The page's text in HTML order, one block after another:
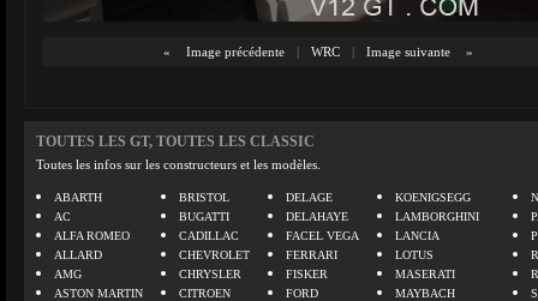
« Image précédente | WRC | Image suivante »
TOUTES LES GT, TOUTES LES CLASSIC
Toutes les infos sur les constructeurs et les modèles.
ABARTH
AC
ALFA ROMEO
ALLARD
AMG
ASTON MARTIN
BRISTOL
BUGATTI
CADILLAC
CHEVROLET
CHRYSLER
CITROEN
DELAGE
DELAHAYE
FACEL VEGA
FERRARI
FISKER
FORD
KOENIGSEGG
LAMBORGHINI
LANCIA
LOTUS
MASERATI
MAYBACH